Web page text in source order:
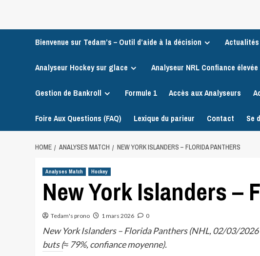
Bienvenue sur Tedam’s – Outil d’aide à la décision Actualités
Analyseur Hockey sur glace Analyseur NRL Confiance élevée
Gestion de Bankroll Formule 1 Accès aux Analyseurs
Foire Aux Questions (FAQ) Lexique du parieur Contact Se
HOME ANALYSES MATCH NEW YORK ISLANDERS – FLORIDA PANTHERS
Analyses Match Hockey
New York Islanders –
Tedam's prono 1 mars 2026 0
New York Islanders – Florida Panthers (NHL, 02/03/
buts (≈ 79%, confiance moyenne).